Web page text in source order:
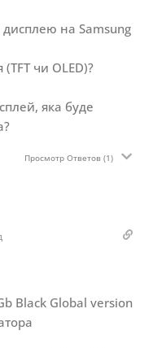
дисплею на Samsung
чи OLED)?
яка буде
Просмотр Ответов(1)
Black Global version